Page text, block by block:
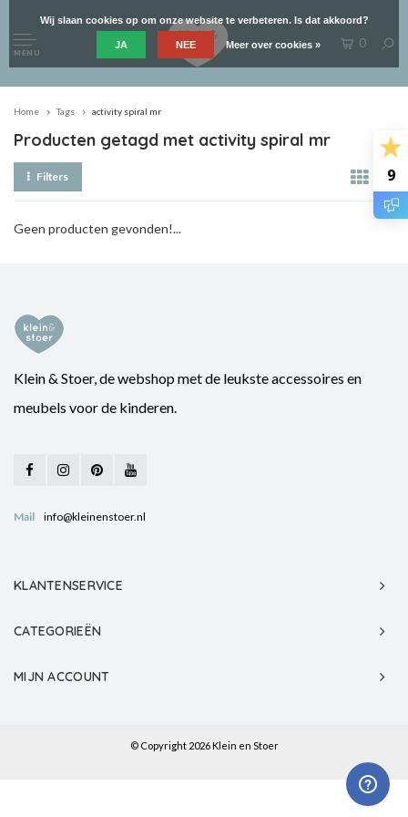
9
MENU
0
Home Tags activity spiral mr
Producten getagd met activity spiral mr
Filters
Geen producten gevonden!...
Klein & Stoer, de webshop met de leukste accessoires en
meubels voor de kinderen.
Mail info@kleinenstoer.nl
KLANTENSERVICE
CATEGORIEËN
MIJN ACCOUNT
© Copyright 2026 Klein en Stoer
Wij slaan cookies op om onze website te verbeteren. Is dat akkoord?
JA NEE Meer over cookies »